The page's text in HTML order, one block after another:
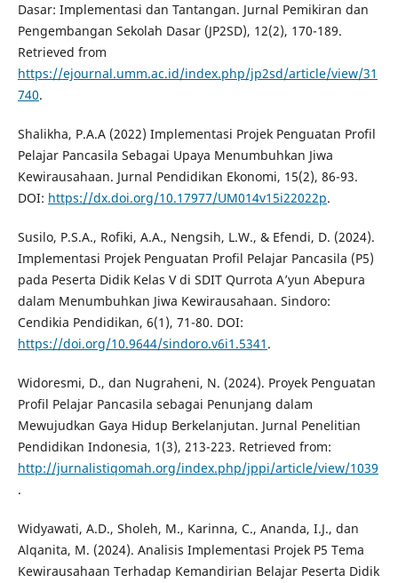
Dasar: Implementasi dan Tantangan. Jurnal Pemikiran dan
Pengembangan Sekolah Dasar (JP2SD), 12(2), 170-189.
Retrieved from
https://ejournal.umm.ac.id/index.php/jp2sd/article/view/31
740.
Shalikha, P.A.A (2022) Implementasi Projek Penguatan Profil
Pelajar Pancasila Sebagai Upaya Menumbuhkan Jiwa
Kewirausahaan. Jurnal Pendidikan Ekonomi, 15(2), 86-93.
DOI: https://dx.doi.org/10.17977/UM014v15i22022p.
Susilo, P.S.A., Rofiki, A.A., Nengsih, L.W., & Efendi, D. (2024).
Implementasi Projek Penguatan Profil Pelajar Pancasila (P5)
pada Peserta Didik Kelas V di SDIT Qurrota A’yun Abepura
dalam Menumbuhkan Jiwa Kewirausahaan. Sindoro:
Cendikia Pendidikan, 6(1), 71-80. DOI:
https://doi.org/10.9644/sindoro.v6i1.5341 .
Widoresmi, D., dan Nugraheni, N. (2024). Proyek Penguatan
Profil Pelajar Pancasila sebagai Penunjang dalam
Mewujudkan Gaya Hidup Berkelanjutan. Jurnal Penelitian
Pendidikan Indonesia, 1(3), 213-223. Retrieved from:
http://jurnalistiqomah.org/index.php/jppi/article/view/1039
.
Widyawati, A.D., Sholeh, M., Karinna, C., Ananda, I.J., dan
Alqanita, M. (2024). Analisis Implementasi Projek P5 Tema
Kewirausahaan Terhadap Kemandirian Belajar Peserta Didik